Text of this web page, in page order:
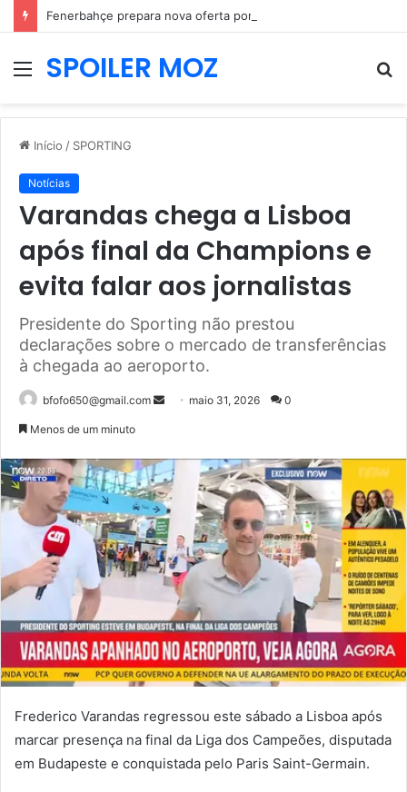
MenuSPOILER MOZ
Início / SPORTING
Notícias
Varandas chega a Lisboa
após final da Champions e
evita falar aos jornalistas
Presidente do Sporting não prestou
declarações sobre o mercado de transferências
à chegada ao aeroporto.
bfofo650@gmail.com
Mande
mail
maio 31, 2026 0
Menos de um minuto
Frederico Varandas regressou este sábado a Lisboa após
marcar presença na final da Liga dos Campeões, disputada
em Budapeste e conquistada pelo Paris Saint-Germain.